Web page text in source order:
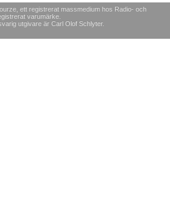
ett registrerat massmedium hos Radio- och
varumärke.
utgivare är Carl Olof Schlyter.